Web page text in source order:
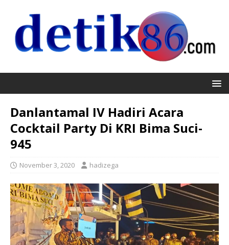
Danlantamal IV Hadiri Acara
Cocktail Party Di KRI Bima Suci-
945
November 3, 2020 hadizega